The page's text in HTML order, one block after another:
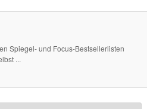
Spiegel- und Focus-Bestsellerlisten
...